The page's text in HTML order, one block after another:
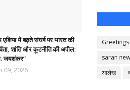
एशिया में बढ़ते संघर्ष पर भारत की
शांति और कूटनीति की अपील:
जयशंकर”
09, 2026
Greetings
saran
आलेख